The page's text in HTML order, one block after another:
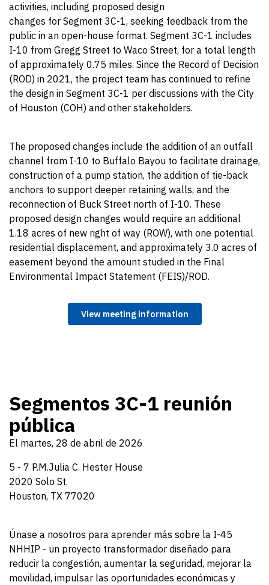
activities, including proposed design
changes for Segment 3C-1, seeking feedback from the
public in an open-house format. Segment 3C-1 includes
I-10 from Gregg Street to Waco Street, for a total length
of approximately 0.75 miles. Since the Record of Decision
(ROD) in 2021, the project team has continued to refine
the design in Segment 3C-1 per discussions with the City
of Houston (COH) and other stakeholders.
The proposed changes include the addition of an outfall
channel from I-10 to Buffalo Bayou to facilitate drainage,
construction of a pump station, the addition of tie-back
anchors to support deeper retaining walls, and the
reconnection of Buck Street north of I-10. These
proposed design changes would require an additional
1.18 acres of new right of way (ROW), with one potential
residential displacement, and approximately 3.0 acres of
easement beyond the amount studied in the Final
Environmental Impact Statement (FEIS)/ROD.
View meeting information
Segmentos 3C-1 reunión
pública
El martes, 28 de abril de 2026
5 - 7 P.M.Julia C. Hester House
2020 Solo St.
Houston, TX 77020
Únase a nosotros para aprender más sobre la I-45
NHHIP - un proyecto transformador diseñado para
reducir la congestión, aumentar la seguridad, mejorar la
movilidad, impulsar las oportunidades económicas y